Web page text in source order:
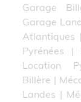
Garage
Garage
Atlantiques |
Pyrénées |
Location
Billère |
Landes |